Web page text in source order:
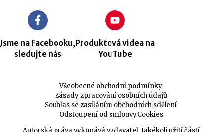
Jsme na Facebooku,
sledujte nás
Produktová videa na
YouTube
Všeobecné obchodní podmínky
Zásady zpracování osobních údajů
Souhlas se zasíláním obchodních sdělení
Odstoupení od smlouvyCookies
Autorská práva vykonává vydavatel. Jakékoli užití částí